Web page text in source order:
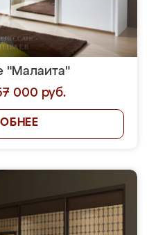
"Малаита"
000 руб.